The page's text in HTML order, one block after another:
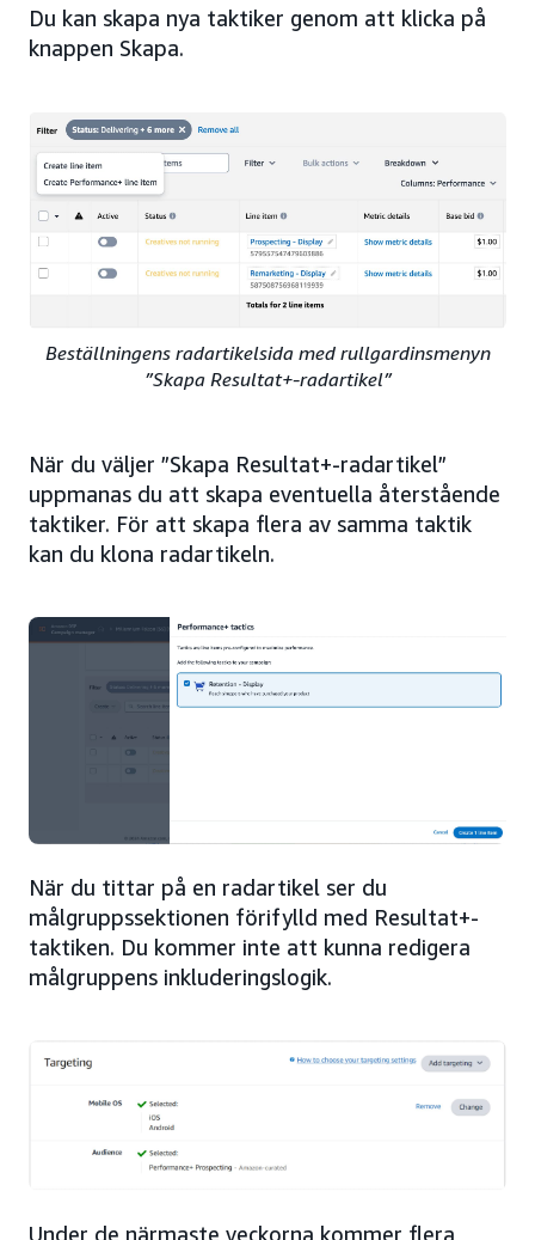
Du kan skapa nya taktiker genom att klicka på
knappen Skapa.
Beställningens radartikelsida med rullgardinsmenyn
”Skapa Resultat+-radartikel”
När du väljer ”Skapa Resultat+-radartikel”
uppmanas du att skapa eventuella återstående
taktiker. För att skapa flera av samma taktik
kan du klona radartikeln.
När du tittar på en radartikel ser du
målgruppssektionen förifylld med Resultat+-
taktiken. Du kommer inte att kunna redigera
målgruppens inkluderingslogik.
Under de närmaste veckorna kommer flera